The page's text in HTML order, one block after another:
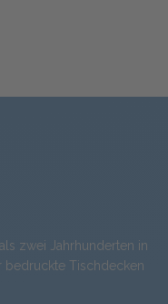
zwei Jahrhunderten in
bedruckte Tischdecken